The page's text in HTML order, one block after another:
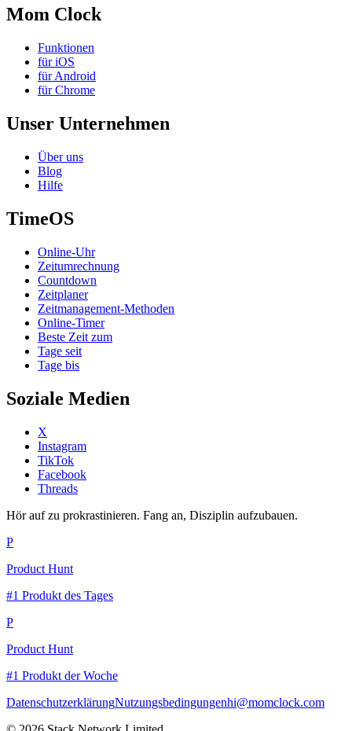
Mom Clock
Funktionen
für iOS
für Android
für Chrome
Unser Unternehmen
Über uns
Blog
Hilfe
TimeOS
Online-Uhr
Zeitumrechnung
Countdown
Zeitplaner
Zeitmanagement-Methoden
Online-Timer
Beste Zeit zum
Tage seit
Tage bis
Soziale Medien
X
Instagram
TikTok
Facebook
Threads
Hör auf zu prokrastinieren. Fang an, Disziplin aufzubauen.
P
Product Hunt
#1 Produkt des Tages
P
Product Hunt
#1 Produkt der Woche
DatenschutzerklärungNutzungsbedingungenhi@momclock.com